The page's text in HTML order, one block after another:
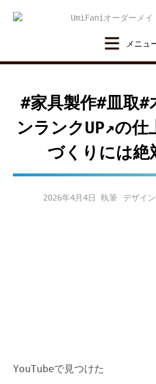
#家具製作#皿取
ンランクUP↗︎の仕
づくりには絶
2026年4月4日 デザイ
YouTubeで見つけた